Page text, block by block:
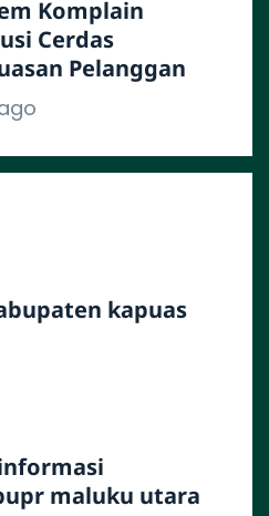
Komplain
Cerdas
Pelanggan
kapuas
maluku utara